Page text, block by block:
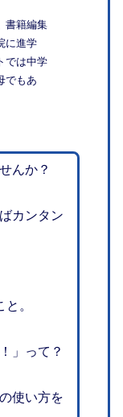
書籍編集
に進学
では中学
でもあ
んか？
カンタン
。
」って？
使い方を